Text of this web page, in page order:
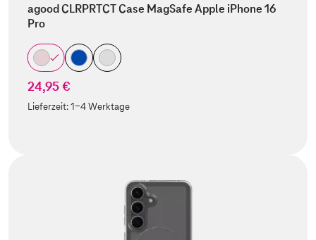
agood CLRPRTCT Case MagSafe Apple iPhone 16
Pro
24,95 €
Lieferzeit:1-4 Werktage